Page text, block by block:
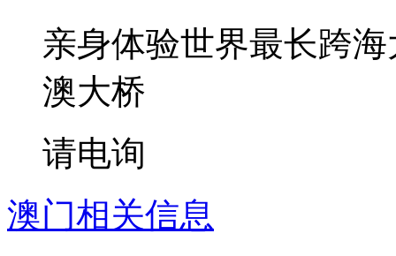
亲身体验世界最长跨
澳大桥
请电询
澳门相关信息